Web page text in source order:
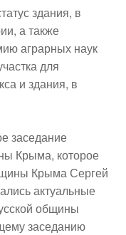
здания, в
а также
аграрных наук
для
и здания, в
заседание
Крыма, которое
Крыма Сергей
актуальные
общины
заседанию